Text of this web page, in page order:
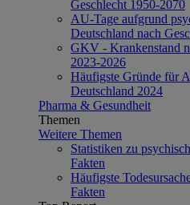
Geschlecht 1950-2070
AU-Tage aufgrund
Deutschland nach
GKV - Krankenstand
2023-2026
Häufigste Gründe für
Deutschland 2024
Pharma & Gesundheit
Themen
Weitere Themen
Statistiken zu
Fakten
Häufigste
Fakten